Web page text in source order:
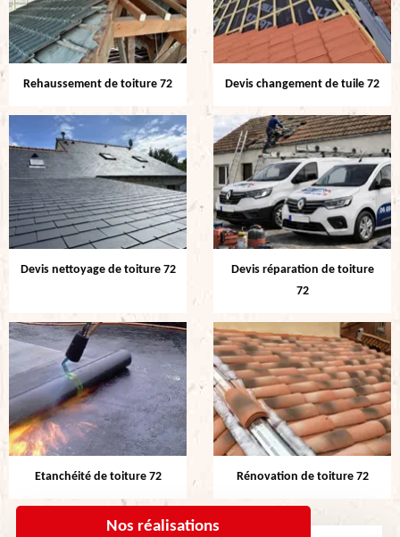
Nos réalisations
Rehaussement de toiture 72 Devis changement de tuile 72
Devis nettoyage de toiture 72
Devis réparation de toiture
72
Etanchéité de toiture 72 Rénovation de toiture 72